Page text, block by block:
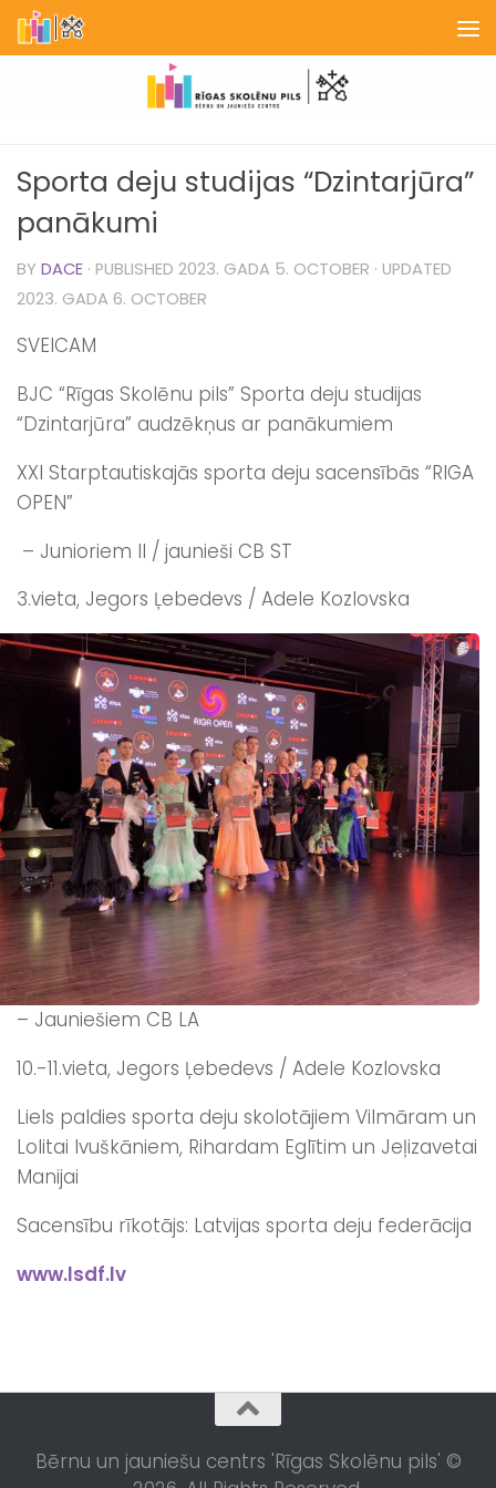
Skip to content
Sporta deju studijas “Dzintarjūra”
panākumi
BY DACE · PUBLISHED 2023. GADA 5. OCTOBER · UPDATED
2023. GADA 6. OCTOBER
SVEICAM
BJC “Rīgas Skolēnu pils” Sporta deju studijas
“Dzintarjūra” audzēkņus ar panākumiem
XXI Starptautiskajās sporta deju sacensībās “RIGA
OPEN”
– Junioriem II / jaunieši CB ST
3.vieta, Jegors Ļebedevs / Adele Kozlovska
– Jauniešiem CB LA
10.-11.vieta, Jegors Ļebedevs / Adele Kozlovska
Liels paldies sporta deju skolotājiem Vilmāram un
Lolitai Ivuškāniem, Rihardam Eglītim un Jeļizavetai
Manijai
Sacensību rīkotājs: Latvijas sporta deju federācija
www.lsdf.lv
Bērnu un jauniešu centrs 'Rīgas Skolēnu pils' ©